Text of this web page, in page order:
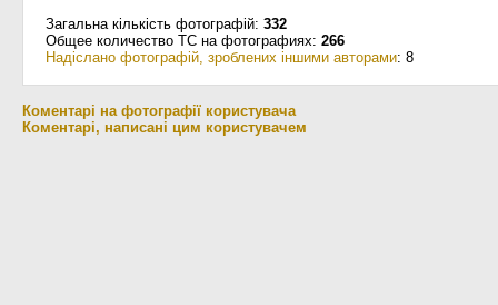
Загальна кількість фотографій: 332
Общее количество ТС на фотографиях: 266
Надіслано фотографій, зроблених іншими авторами: 8
Коментарі на фотографії користувача
Коментарі, написані цим користувачем